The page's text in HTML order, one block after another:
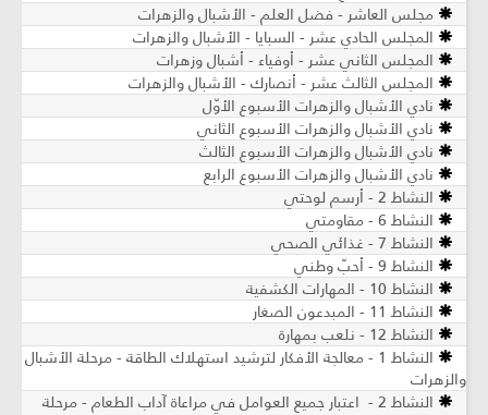
مجلس العاشر - فضل العلم - الأشبال والزهرات
المجلس الحادي عشر - السبايا - الأشبال والزهرات
المجلس الثاني عشر - أوفياء - أشبال وزهرات
المجلس الثالث عشر - أنصارك - الأشبال والزهرات
نادي الأشبال والزهرات الأسبوع الأوّل
نادي الأشبال والزهرات الأسبوع الثاني
نادي الأشبال والزهرات الأسبوع الثالث
نادي الأشبال والزهرات الأسبوع الرابع
النشاط 2 - أرسم لوحتي
النشاط 6 - مقاومتي
النشاط 7 - غذائي الصحي
النشاط 9 - أحبّ وطني
النشاط 10 - المهارات الكشفية
النشاط 11 - المبدعون الصغار
النشاط 12 - نلعب بمهارة
النشاط 1 - معالجة الأفكار لترشيد استهلاك الطاقة - مرحلة الأشبال
والزهرات
النشاط 2 - اعتبار جميع العوامل في مراعاة آداب الطعام - مرحلة